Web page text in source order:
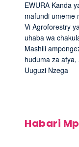
EWURA Kanda
mafundi umeme
Vi Agroforestry
uhaba wa
Mashili
huduma za
Uuguzi Nzega
Habari